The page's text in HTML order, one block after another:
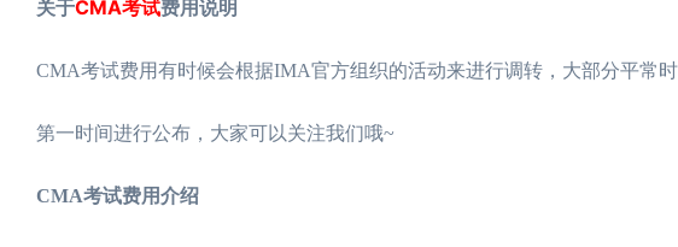
关于CMA考试费用说明
CMA考试费用有时候会根据IMA官方组织的活动来进行调转，大部分平常
第一时间进行公布，大家可以关注我们哦~
CMA考试费用介绍